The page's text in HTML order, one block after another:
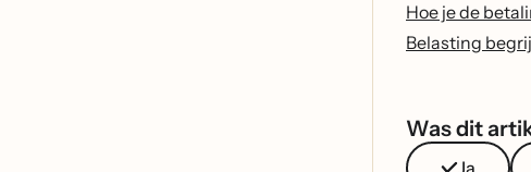
Hoe je de
Belasting
Was dit